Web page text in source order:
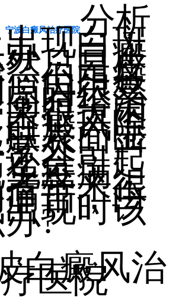
宁波白癜风治疗医院分析
现白斑
，白癜
只是皮
但白癜
因很复
时给治
很大困
癜风除
表面出
外，严
会引起
疫病，
带来很
苦，白
现时该
?